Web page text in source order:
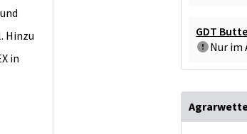
Hinzu
in
GDT
Nur im